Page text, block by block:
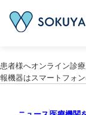
患者様へオンライン診
報機器はスマートフォ